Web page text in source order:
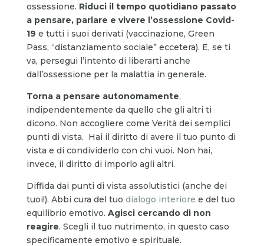
ossessione. Riduci il tempo quotidiano passato
a pensare, parlare e vivere l’ossessione Covid-
19 e tutti i suoi derivati (vaccinazione, Green
Pass, “distanziamento sociale” eccetera). E, se ti
va, persegui l’intento di liberarti anche
dall’ossessione per la malattia in generale.
Torna a pensare autonomamente,
indipendentemente da quello che gli altri ti
dicono. Non accogliere come Verità dei semplici
punti di vista. Hai il diritto di avere il tuo punto di
vista e di condividerlo con chi vuoi. Non hai,
invece, il diritto di imporlo agli altri.
Diffida dai punti di vista assolutistici (anche dei
tuoi!). Abbi cura del tuo dialogo interiore e del tuo
equilibrio emotivo. Agisci cercando di non
reagire. Scegli il tuo nutrimento, in questo caso
specificamente emotivo e spirituale.